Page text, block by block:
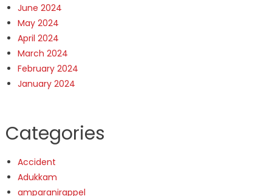
June 2024
May 2024
April 2024
March 2024
February 2024
January 2024
Categories
Accident
Adukkam
amparanirappel